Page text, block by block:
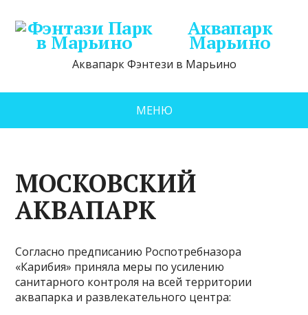
Аквапарк
Марьино
Аквапарк Фэнтези в Марьино
МЕНЮ
МОСКОВСКИЙ
АКВАПАРК
Согласно предписанию Роспотребназора
«Карибия» приняла меры по усилению
санитарного контроля на всей территории
аквапарка и развлекательного центра: